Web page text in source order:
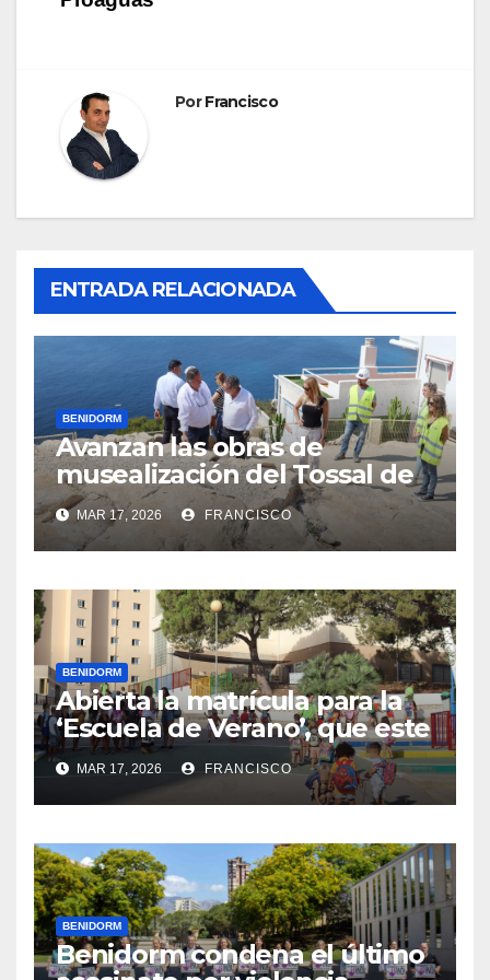
PorFrancisco
ENTRADA RELACIONADA
BENIDORM
Avanzan las obras de
musealización del Tossal de
La Cala, que han permitido
excavar nuevas zonas
MAR 17, 2026 FRANCISCO
BENIDORM
Abierta la matrícula para la
‘Escuela de Verano’, que este
año se ubica en el CEIP Puig
Campana
MAR 17, 2026 FRANCISCO
BENIDORM
Benidorm condena el último